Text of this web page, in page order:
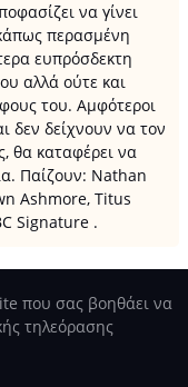
να γίνει
περασμένη
ευπρόσδεκτη
αλλά ούτε και
του. Αμφότεροι
δεν δείχνουν να τον
θα καταφέρει να
Παίζουν: Nathan
Ashmore, Titus
Signature .
που σας βοηθάει να
τηλεόρασης